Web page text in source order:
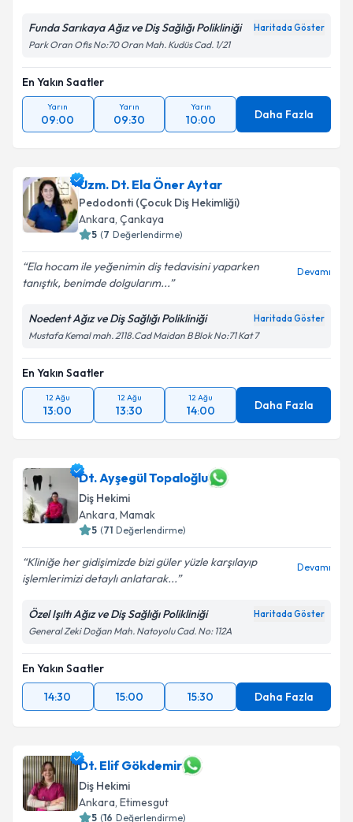
Funda Sarıkaya Ağız ve Diş Sağlığı Polikliniği Haritada Göster
Park Oran Ofis No:70 Oran Mah. Kudüs Cad. 1/21
En Yakın Saatler
Yarın
09:00
Yarın
09:30
Yarın
10:00 Daha Fazla
Uzm. Dt. Ela Öner Aytar
Pedodonti (Çocuk Diş Hekimliği)
Ankara, Çankaya
5 (7 Değerlendirme)
Ela hocam ile yeğenimin diş tedavisini yaparken
tanıştık, benimde dolgularım...
Devamı
Noedent Ağız ve Diş Sağlığı Polikliniği Haritada Göster
Mustafa Kemal mah. 2118.Cad Maidan B Blok No:71 Kat 7
En Yakın Saatler
12 Ağu
13:00
12 Ağu
13:30
12 Ağu
14:00 Daha Fazla
Dt. Ayşegül Topaloğlu
Diş Hekimi
Ankara, Mamak
5 (71 Değerlendirme)
Kliniğe her gidişimizde bizi güler yüzle karşılayıp
işlemlerimizi detaylı anlatarak...
Devamı
Özel Işıltı Ağız ve Diş Sağlığı Polikliniği Haritada Göster
General Zeki Doğan Mah. Natoyolu Cad. No: 112A
En Yakın Saatler
14:30
15:00 15:30 Daha Fazla
Dt. Elif Gökdemir
Diş Hekimi
Ankara, Etimesgut
5 (16 Değerlendirme)